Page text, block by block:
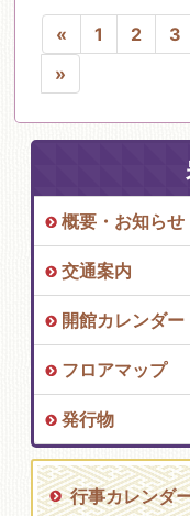
« 1 2 3
»
概要・お知らせ
交通案内
開館カレンダー
フロアマップ
発行物
行事カレンダ